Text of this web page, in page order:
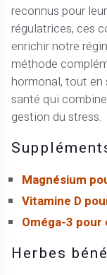
reconnus pour
régulatrices, ces
enrichir notre
méthode
hormonal, tout en
santé qui
gestion du stress.
Magnésium
Vitamine D
Oméga-3
Herbes